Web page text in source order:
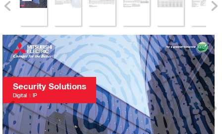
Security So utions
Dig ital IP